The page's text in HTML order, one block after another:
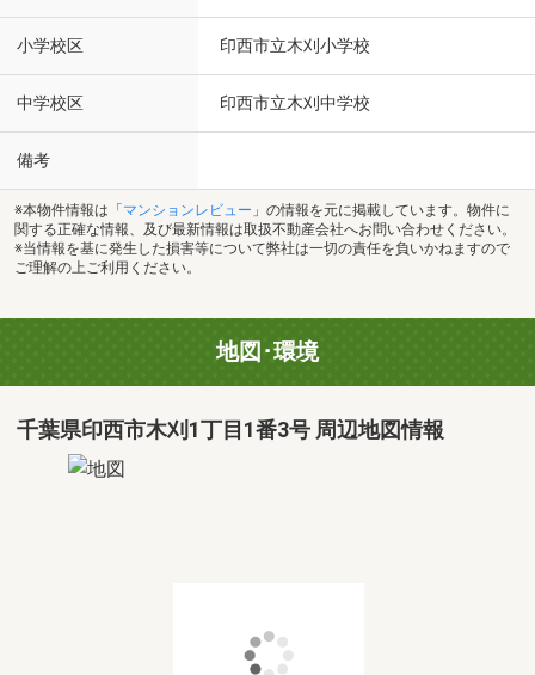
小学校区 印西市立木刈小学校
中学校区 印西市立木刈中学校
備考
※本物件情報は「 マンションレビュー 」の情報を元に掲載しています。物件に
関する正確な情報、及び最新情報は取扱不動産会社へお問い合わせください。
※当情報を基に発生した損害等について弊社は一切の責任を負いかねますので
ご理解の上ご利用ください。
地図･環境
千葉県印西市木刈1丁目1番3号 周辺地図情報